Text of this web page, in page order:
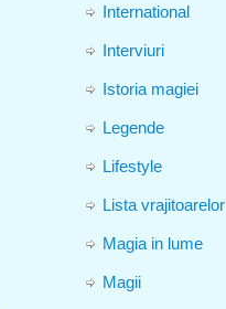
International
Interviuri
Istoria magiei
Legende
Lifestyle
Lista vrajitoarelor
Magia in lume
Magii